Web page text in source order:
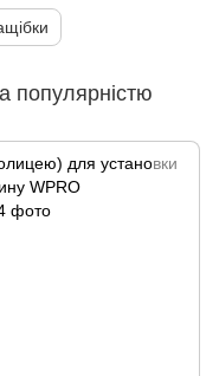
популярністю